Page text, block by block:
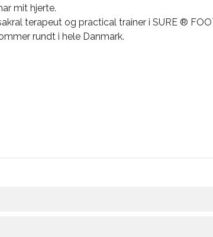
mit hjerte.
terapeut og practical trainer i SURE ®
rundt i hele Danmark.